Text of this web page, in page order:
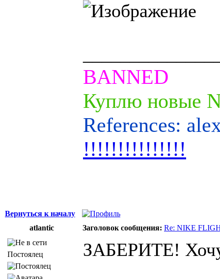
BANNED
Куплю новые
References:
!!!!!!!!!!!!!!!
Вернуться к началу
atlantic
Заголовок сообщения: Re: NIKE
Постоялец ЗАБЕРИТЕ!